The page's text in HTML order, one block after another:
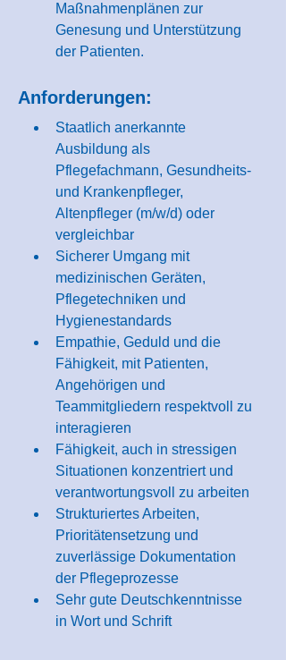
Maßnahmenplänen zur
Genesung und Unterstützung
der Patienten.
Anforderungen:
Staatlich anerkannte
Ausbildung als
Pflegefachmann, Gesundheits-
und Krankenpfleger,
Altenpfleger (m/w/d) oder
vergleichbar
Sicherer Umgang mit
medizinischen Geräten,
Pflegetechniken und
Hygienestandards
Empathie, Geduld und die
Fähigkeit, mit Patienten,
Angehörigen und
Teammitgliedern respektvoll zu
interagieren
Fähigkeit, auch in stressigen
Situationen konzentriert und
verantwortungsvoll zu arbeiten
Strukturiertes Arbeiten,
Prioritätensetzung und
zuverlässige Dokumentation
der Pflegeprozesse
Sehr gute Deutschkenntnisse
in Wort und Schrift